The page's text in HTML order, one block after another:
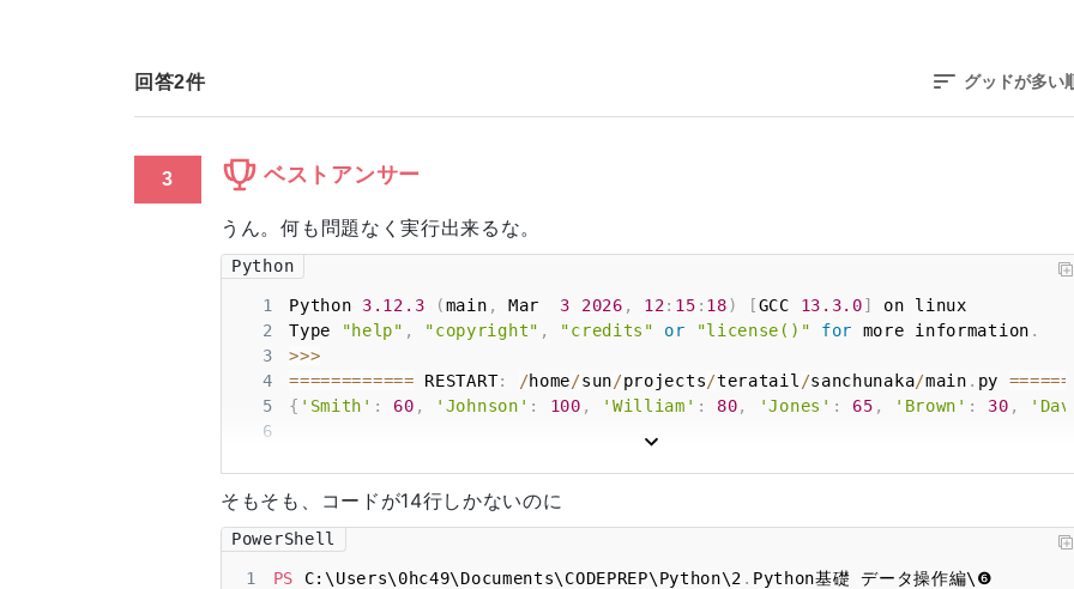
回答2件 グッドが多い
3 ベストアンサー
うん。何も問題なく実行出来るな。
Python
1 Python 3.12 .3 (main , Mar 3 2026 , 12: 15 : 18) [GCC 13.3.0]
2
Type "help" , "copyright" , "credits" or "license()" for more information .
3
>>>
4
============ RESTART: /home/sun/projects/teratail /sanchunaka/main . py ======
5
{ 'Smith' : 60 , 'Johnson' : 100 , 'William' : 80, 'Jones' : 65 , 'Brown' : 30 ,
6
そもそも、コードが14行しかないのに
PowerShell
1 PS C:\Users\0hc49\Documents\CODEPREP\Python\2 .